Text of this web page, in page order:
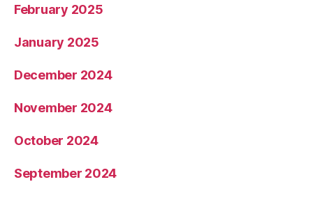
February 2025
January 2025
December 2024
November 2024
October 2024
September 2024